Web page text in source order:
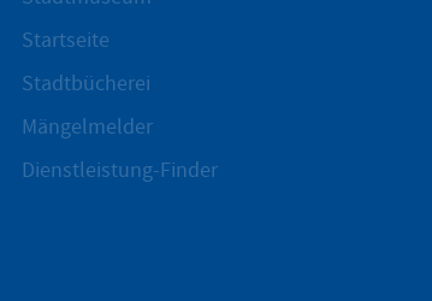
Startseite
Stadtbücherei
Mängelmelder
Dienstleistung-Finder